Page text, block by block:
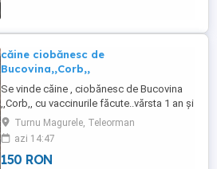
căine ciobănesc de
Bucovina,,Corb,,
Se vinde căine , ciobănesc de Bucovina
,,Corb,, cu vaccinurile făcute..vărsta 1 an și
două luni
Turnu Magurele, Teleorman
azi 14:47
150 RON